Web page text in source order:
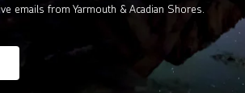
emails from Yarmouth & Acadian Shores.